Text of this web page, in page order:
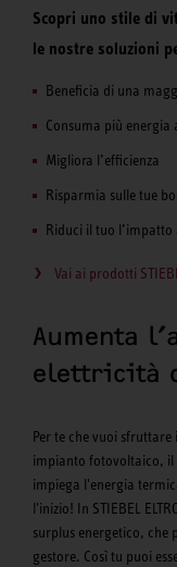
Scopri uno stile di
le nostre soluzioni
Beneficia di una
Consuma più
Migliora l’efficienza
Risparmia sulle tue
Riduci il tuo
Vai ai prodotti
Aumenta
elettricità
Per te che vuoi
impianto fotovoltaico, il
impiega l'energia
l'inizio! In STIEBEL
surplus energetico, che
gestore. Così tu puoi